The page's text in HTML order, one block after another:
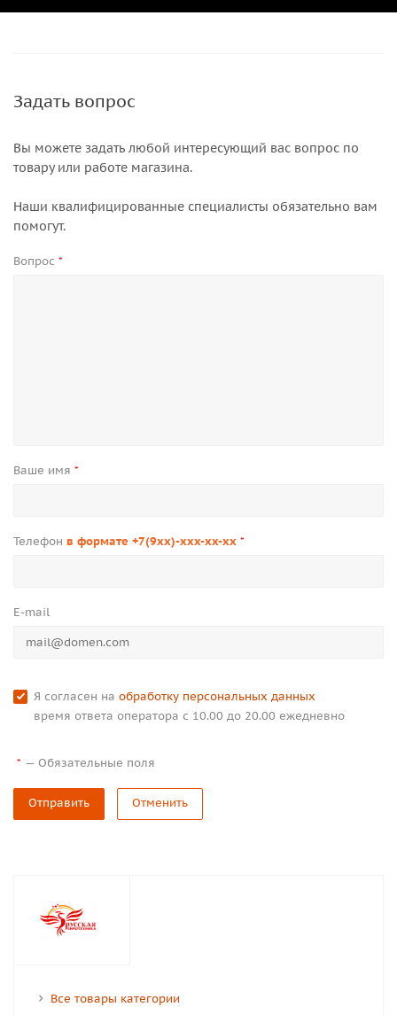
Задать вопрос
Вы можете задать любой интересующий вас вопрос по
товару или работе магазина.
Наши квалифицированные специалисты обязательно вам
помогут.
Вопрос *
Ваше имя *
Телефон в формате +7(9xx)-xxx-xx-xx *
E-mail
Я согласен на обработку персональных данных
время ответа оператора с 10.00 до 20.00 ежедневно
* — Обязательные поля
Отправить Отменить
Все товары категории